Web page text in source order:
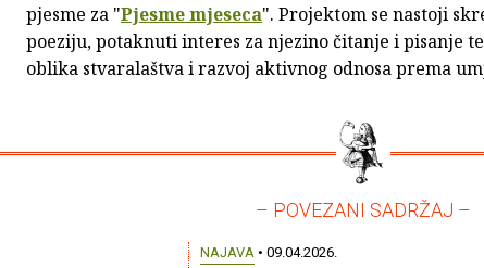
pjesme za "Pjesme mjeseca". Projektom se nastoji
poeziju, potaknuti interes za njezino čitanje i pisanje
oblika stvaralaštva i razvoj aktivnog odnosa prema
– POVEZANI SADRŽAJ –
NAJAVA • 09.04.2026.